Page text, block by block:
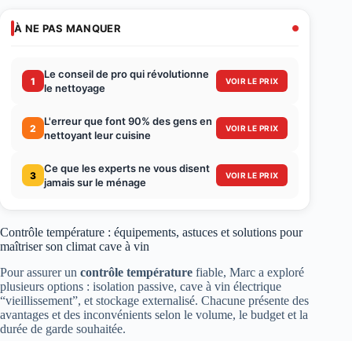
À NE PAS MANQUER
1
Le conseil de pro qui révolutionne
le nettoyage
VOIR LE PRIX
2
L'erreur que font 90% des gens en
nettoyant leur cuisine
VOIR LE PRIX
3
Ce que les experts ne vous disent
jamais sur le ménage
VOIR LE PRIX
Contrôle température : équipements, astuces et solutions pour
maîtriser son climat cave à vin
Pour assurer un contrôle température fiable, Marc a exploré
plusieurs options : isolation passive, cave à vin électrique
“vieillissement”, et stockage externalisé. Chacune présente des
avantages et des inconvénients selon le volume, le budget et la
durée de garde souhaitée.